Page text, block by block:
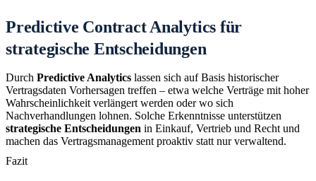
Predictive Contract Analytics für
strategische Entscheidungen
Durch Predictive Analytics lassen sich auf Basis historischer
Vertragsdaten Vorhersagen treffen – etwa welche Verträge mit hoher
Wahrscheinlichkeit verlängert werden oder wo sich
Nachverhandlungen lohnen. Solche Erkenntnisse unterstützen
strategische Entscheidungen in Einkauf, Vertrieb und Recht und
machen das Vertragsmanagement proaktiv statt nur verwaltend.
Fazit